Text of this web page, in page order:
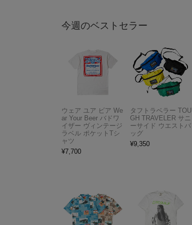
今週のベストセラー
ウェア ユア ビア We
ar Your Beer バドワ
イザー ヴィンテージ
ラベル ポケットTシ
ャツ
¥7,700
タフトラベラー TOU
GH TRAVELER サニ
ーサイド ウエストバ
ッグ
¥9,350